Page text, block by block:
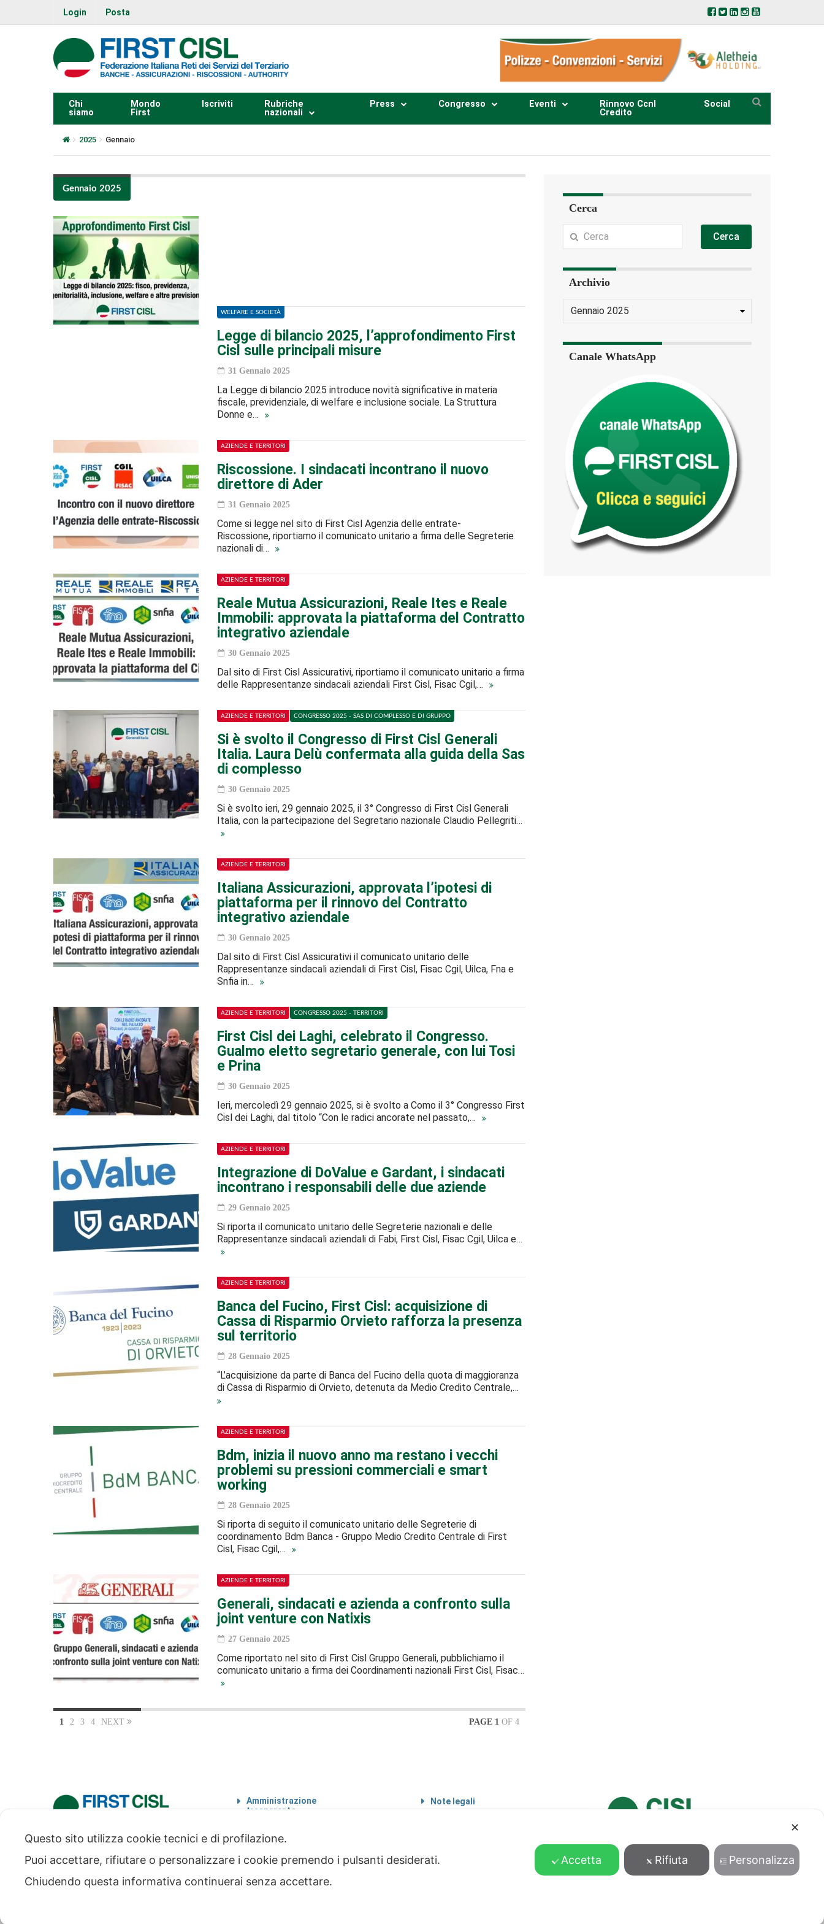
Login Posta
Chi
siamo
Mondo
First
Iscriviti
Rubriche
nazionali
Press Congresso Eventi
Rinnovo Ccnl
Credito
Social
2025 Gennaio
Gennaio 2025
WELFARE E SOCIETÀ
Legge di bilancio 2025, l’approfondimento First
Cisl sulle principali misure
31 Gennaio 2025
La Legge di bilancio 2025 introduce novità significative in materia
fiscale, previdenziale, di welfare e inclusione sociale. La Struttura
Donne e…
AZIENDE E TERRITORI
Riscossione. I sindacati incontrano il nuovo
direttore di Ader
31 Gennaio 2025
Come si legge nel sito di First Cisl Agenzia delle entrate-
Riscossione, riportiamo il comunicato unitario a firma delle Segreterie
nazionali di…
AZIENDE E TERRITORI
Reale Mutua Assicurazioni, Reale Ites e Reale
Immobili: approvata la piattaforma del Contratto
integrativo aziendale
30 Gennaio 2025
Dal sito di First Cisl Assicurativi, riportiamo il comunicato unitario a firma
delle Rappresentanze sindacali aziendali First Cisl, Fisac Cgil,…
AZIENDE E TERRITORI CONGRESSO 2025 - SAS DI COMPLESSO E DI GRUPPO
Si è svolto il Congresso di First Cisl Generali
Italia. Laura Delù confermata alla guida della Sas
di complesso
30 Gennaio 2025
Si è svolto ieri, 29 gennaio 2025, il 3° Congresso di First Cisl Generali
Italia, con la partecipazione del Segretario nazionale Claudio Pellegriti…
AZIENDE E TERRITORI
Italiana Assicurazioni, approvata l’ipotesi di
piattaforma per il rinnovo del Contratto
integrativo aziendale
30 Gennaio 2025
Dal sito di First Cisl Assicurativi il comunicato unitario delle
Rappresentanze sindacali aziendali di First Cisl, Fisac Cgil, Uilca, Fna e
Snfia in…
AZIENDE E TERRITORI CONGRESSO 2025 - TERRITORI
First Cisl dei Laghi, celebrato il Congresso.
Gualmo eletto segretario generale, con lui Tosi
e Prina
30 Gennaio 2025
Ieri, mercoledì 29 gennaio 2025, si è svolto a Como il 3° Congresso First
Cisl dei Laghi, dal titolo “Con le radici ancorate nel passato,…
AZIENDE E TERRITORI
Integrazione di DoValue e Gardant, i sindacati
incontrano i responsabili delle due aziende
29 Gennaio 2025
Si riporta il comunicato unitario delle Segreterie nazionali e delle
Rappresentanze sindacali aziendali di Fabi, First Cisl, Fisac Cgil, Uilca e…
AZIENDE E TERRITORI
Banca del Fucino, First Cisl: acquisizione di
Cassa di Risparmio Orvieto rafforza la presenza
sul territorio
28 Gennaio 2025
“L’acquisizione da parte di Banca del Fucino della quota di maggioranza
di Cassa di Risparmio di Orvieto, detenuta da Medio Credito Centrale,…
AZIENDE E TERRITORI
Bdm, inizia il nuovo anno ma restano i vecchi
problemi su pressioni commerciali e smart
working
28 Gennaio 2025
Si riporta di seguito il comunicato unitario delle Segreterie di
coordinamento Bdm Banca - Gruppo Medio Credito Centrale di First
Cisl, Fisac Cgil,…
AZIENDE E TERRITORI
Generali, sindacati e azienda a confronto sulla
joint venture con Natixis
27 Gennaio 2025
Come riportato nel sito di First Cisl Gruppo Generali, pubblichiamo il
comunicato unitario a firma dei Coordinamenti nazionali First Cisl, Fisac…
1 2 3 4 NEXT PAGE 1 OF 4
Cerca
Cerca
Archivio
Canale WhatsApp
via Modena 5, 00184 Roma
fax: +39 06 4746136
info@firstcisl.it
Amministrazione
trasparente
Note legali
Home
✕
Questo sito utilizza cookie tecnici e di profilazione.
Puoi accettare, rifiutare o personalizzare i cookie premendo i pulsanti desiderati.
Chiudendo questa informativa continuerai senza accettare.
Accetta Rifiuta Personalizza